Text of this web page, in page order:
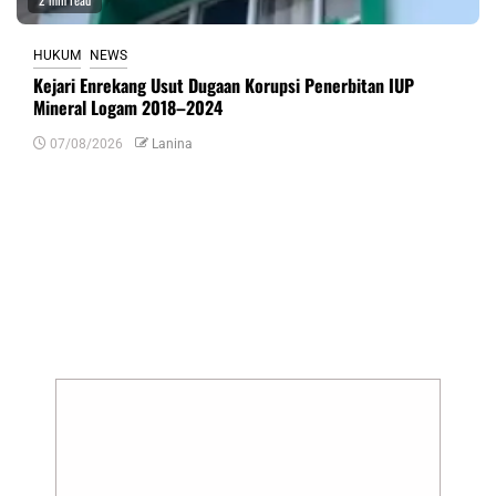
HUKUM NEWS
Kejari Enrekang Usut Dugaan Korupsi Penerbitan IUP
Mineral Logam 2018–2024
07/08/2026 Lanina